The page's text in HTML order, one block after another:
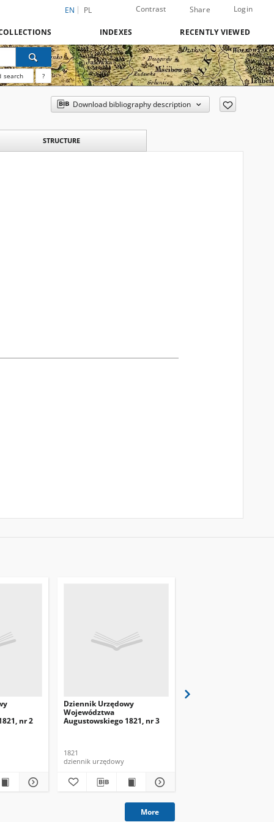
EN PL Contrast Share Login
INDEXES RECENTLY VIEWED
search ?
Download bibliography description
STRUCTURE
nr 2
Dziennik Urzędowy
Województwa
Augustowskiego 1821, nr 3
1821
dziennik urzędowy
More